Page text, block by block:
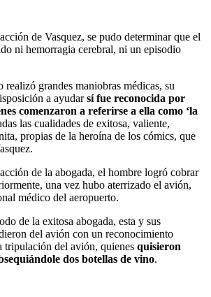
de Vasquez, se pudo determinar que el
ni hemorragia cerebral, ni un episodio
realizó grandes maniobras médicas, su
a ayudarsí fue reconocida por
comenzaron a referirse a ella como ‘la
las cualidades de exitosa, valiente,
propias de la heroína de los cómics, que
de la abogada, el hombre logró cobrar
una vez hubo aterrizado el avión,
médico del aeropuerto.
de la exitosa abogada, esta y sus
del avión con un reconocimiento
tripulación del avión, quienes quisieron
dos botellas de vino.